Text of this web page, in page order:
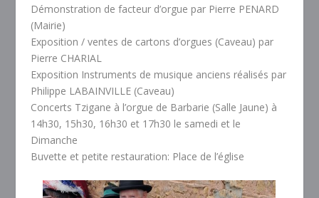
Démonstration de facteur d’orgue par Pierre PENARD
(Mairie)
Exposition / ventes de cartons d’orgues (Caveau) par
Pierre CHARIAL
Exposition Instruments de musique anciens réalisés par
Philippe LABAINVILLE (Caveau)
Concerts Tzigane à l’orgue de Barbarie (Salle Jaune) à
14h30, 15h30, 16h30 et 17h30 le samedi et le
Dimanche
Buvette et petite restauration: Place de l’église